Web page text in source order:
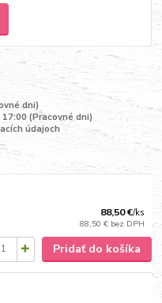
dni)
(Pracovné dni)
údajoch
88,50 €/ks
88,50 € bez DPH
Pridať do košíka